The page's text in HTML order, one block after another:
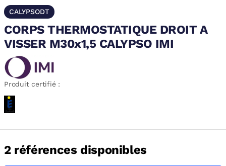
CALYPSODT
CORPS THERMOSTATIQUE DROIT A
VISSER M30x1,5 CALYPSO IMI
Produit certifié :
2 références disponibles